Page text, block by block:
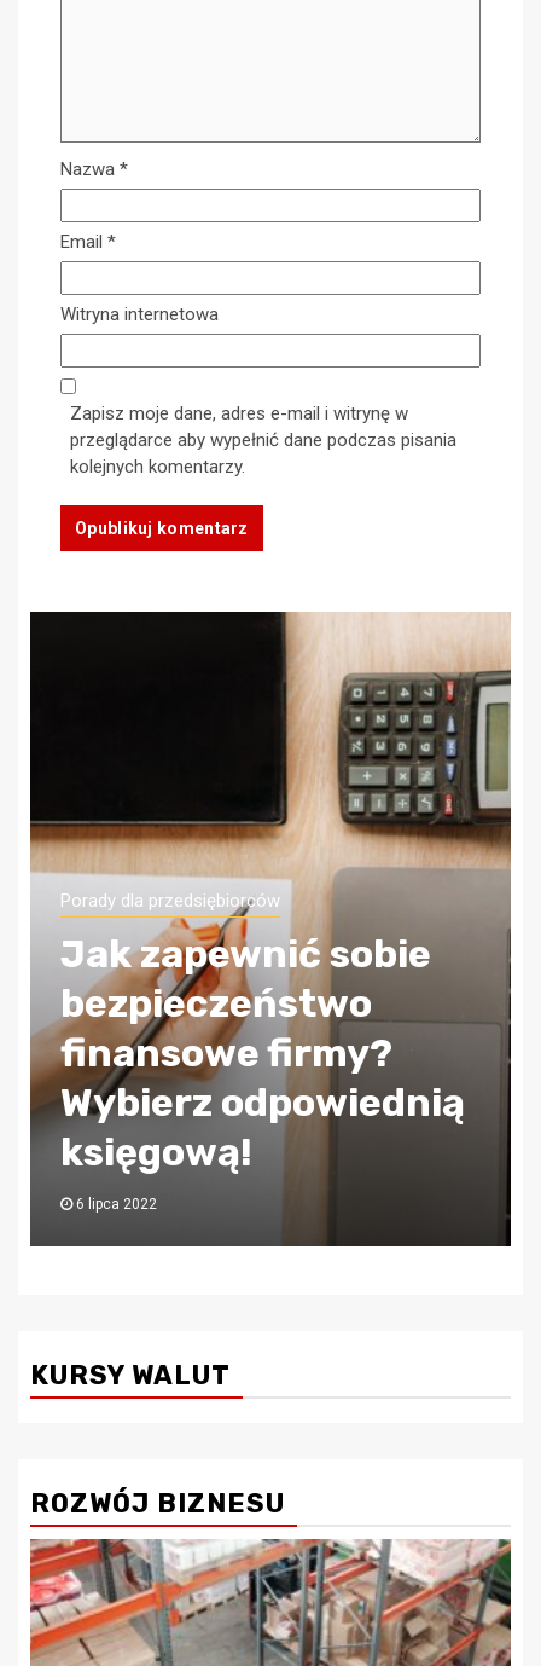
Nazwa *
Email *
Witryna internetowa
Zapisz moje dane, adres e-mail i witrynę w
przeglądarce aby wypełnić dane podczas pisania
kolejnych komentarzy.
Porady dla przedsiębiorców
Jak zapewnić sobie
bezpieczeństwo
finansowe firmy?
Wybierz odpowiednią
księgową!
6 lipca 2022
KURSY WALUT
ROZWÓJ BIZNESU